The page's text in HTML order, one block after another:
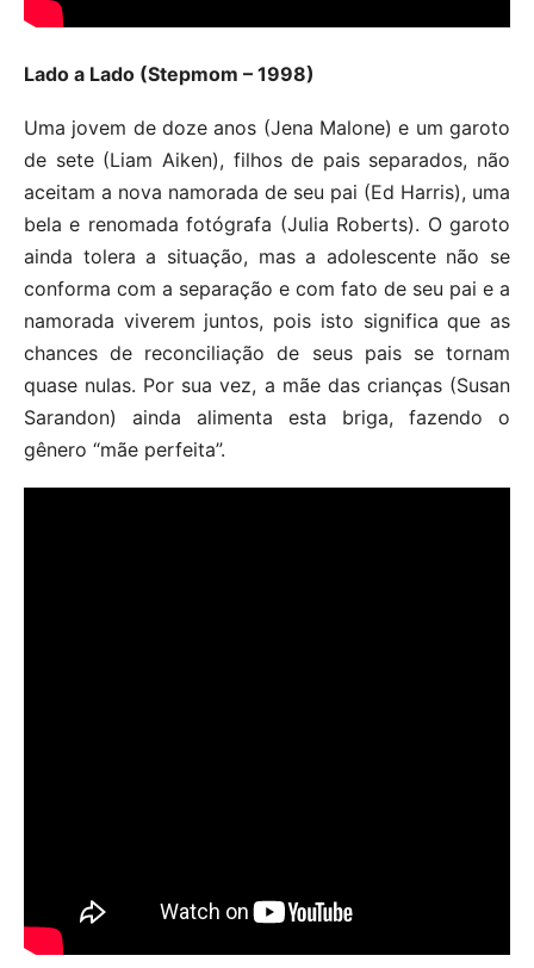
Lado a Lado (Stepmom – 1998)
Uma jovem de doze anos (Jena Malone) e um garoto
de sete (Liam Aiken), filhos de pais separados, não
aceitam a nova namorada de seu pai (Ed Harris), uma
bela e renomada fotógrafa (Julia Roberts). O garoto
ainda tolera a situação, mas a adolescente não se
conforma com a separação e com fato de seu pai e a
namorada viverem juntos, pois isto significa que as
chances de reconciliação de seus pais se tornam
quase nulas. Por sua vez, a mãe das crianças (Susan
Sarandon) ainda alimenta esta briga, fazendo o
gênero “mãe perfeita”.